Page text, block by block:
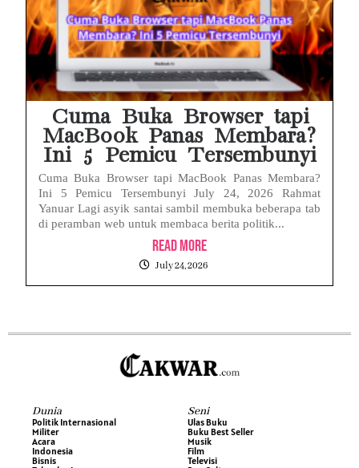
Cuma Buka Browser tapi
MacBook Panas Membara?
Ini 5 Pemicu Tersembunyi
Cuma Buka Browser tapi MacBook Panas Membara?
Ini 5 Pemicu Tersembunyi July 24, 2026 Rahmat
Yanuar Lagi asyik santai sambil membuka beberapa tab
di peramban web untuk membaca berita politik...
Read More
July 24, 2026
Dunia
Politik Internasional
Militer
Acara
Indonesia
Bisnis
Seni
Ulas Buku
Buku Best Seller
Musik
Film
Televisi